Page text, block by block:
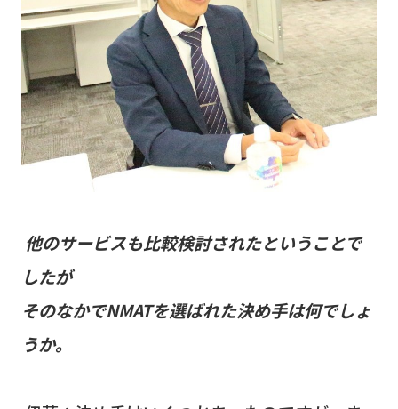
他のサービスも比較検討されたということで
したが
そのなかでNMATを選ばれた決め手は何でしょ
うか。